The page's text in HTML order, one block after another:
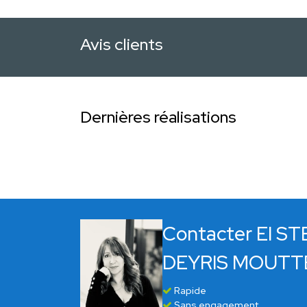
Avis clients
Dernières réalisations
Contacter EI
DEYRIS
Rapide